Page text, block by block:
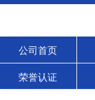
公司首页
荣誉认证